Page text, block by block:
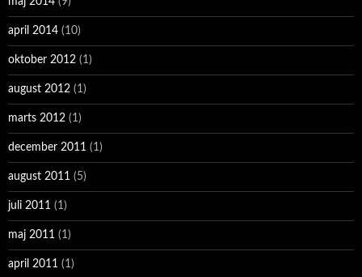
april 2014 (10)
oktober 2012 (1)
august 2012 (1)
marts 2012 (1)
december 2011 (1)
august 2011 (5)
juli 2011 (1)
maj 2011 (1)
april 2011 (1)